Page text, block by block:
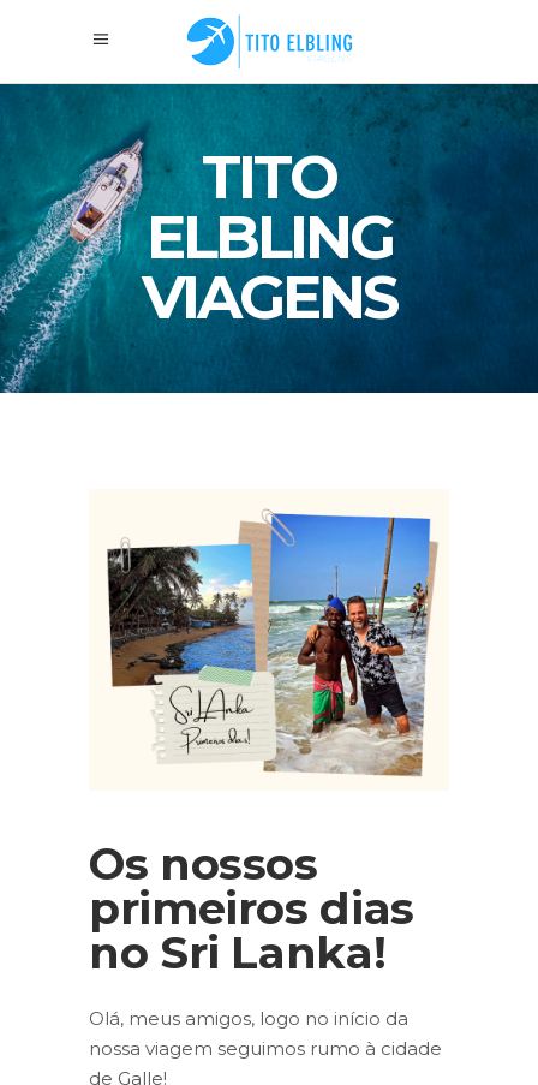
TITO
ELBLING
VIAGENS
Os nossos
primeiros dias
no Sri Lanka!
Olá, meus amigos, logo no início da
nossa viagem seguimos rumo à cidade
de Galle!